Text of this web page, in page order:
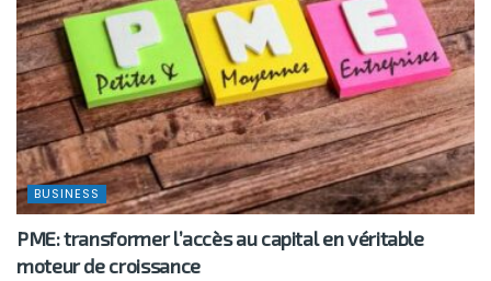
BUSINESS
PME: transformer l’accès au capital en véritable
moteur de croissance